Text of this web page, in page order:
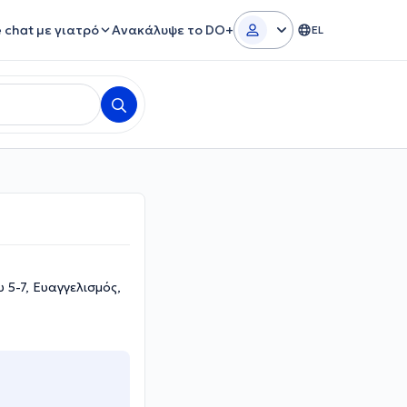
chat με γιατρό Ανακάλυψε το DO+ EL
7, Ευαγγελισμός,